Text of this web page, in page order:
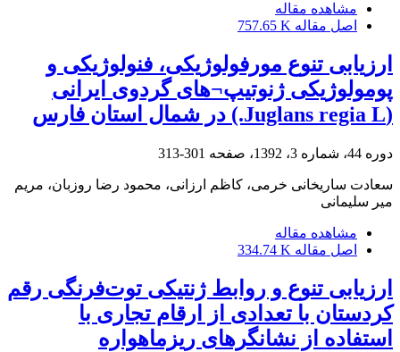
مشاهده مقاله
اصل مقاله 757.65 K
ارزیابی تنوع مورفولوژیکی، فنولوژیکی و
پومولوژیکی ژنوتیپ¬های گردوی ایرانی
(Juglans regia L.) در شمال استان فارس
دوره 44، شماره 3، 1392، صفحه 301-313
سعادت ساریخانی خرمی، کاظم ارزانی، محمود رضا روزبان، مریم
میر سلیمانی
مشاهده مقاله
اصل مقاله 334.74 K
ارزیابی تنوع و روابط ژنتیکی توت‌فرنگی رقم
کردستان با تعدادی از ارقام تجاری‌ با
استفاده از نشانگرهای ریز‏ماهواره